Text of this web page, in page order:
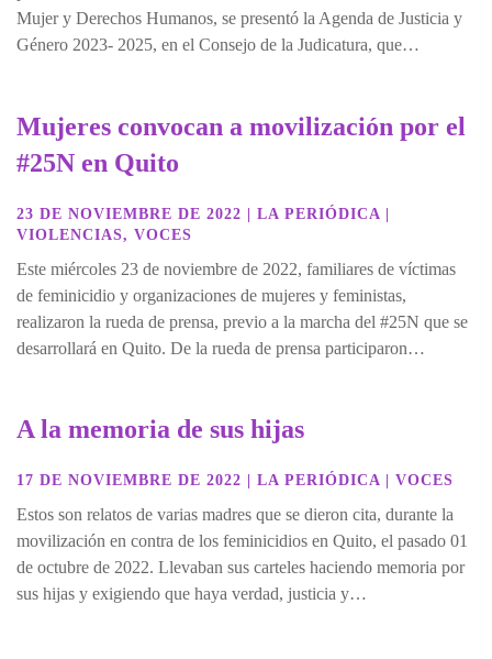
Mujer y Derechos Humanos, se presentó la Agenda de Justicia y
Género 2023- 2025, en el Consejo de la Judicatura, que…
Mujeres convocan a movilización por el
#25N en Quito
23 DE NOVIEMBRE DE 2022 | LA PERIÓDICA |
VIOLENCIAS, VOCES
Este miércoles 23 de noviembre de 2022, familiares de víctimas
de feminicidio y organizaciones de mujeres y feministas,
realizaron la rueda de prensa, previo a la marcha del #25N que se
desarrollará en Quito. De la rueda de prensa participaron…
A la memoria de sus hijas
17 DE NOVIEMBRE DE 2022 LA PERIÓDICA VOCES
Estos son relatos de varias madres que se dieron cita, durante la
movilización en contra de los feminicidios en Quito, el pasado 01
de octubre de 2022. Llevaban sus carteles haciendo memoria por
sus hijas y exigiendo que haya verdad, justicia y…